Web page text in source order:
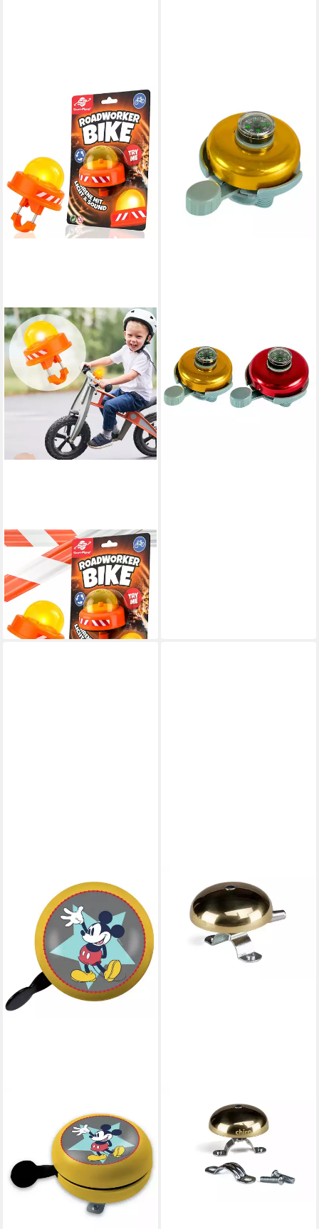
SMART-PLANET
Fahrradklingel Fahrradklingel
Kinder Bauarbeiter – LKW
Hupe Sound & Blinklicht Gelb
14,99 €
lieferbar - in 2-3 Werktagen bei dir
mit Kompass Fahrrad Glocke
Handklingel Rot Zubehör, mit
Kompass
8,99 €